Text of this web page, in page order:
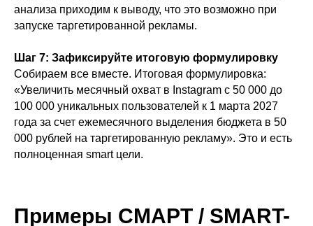
анализа приходим к выводу, что это возможно при
запуске таргетированной рекламы.
Шаг 7: Зафиксируйте итоговую формулировку
Собираем все вместе. Итоговая формулировка:
«Увеличить месячный охват в Instagram с 50 000 до
100 000 уникальных пользователей к 1 марта 2027
года за счет ежемесячного выделения бюджета в 50
000 рублей на таргетированную рекламу». Это и есть
полноценная smart цели.
Примеры СМАРТ / SMART-